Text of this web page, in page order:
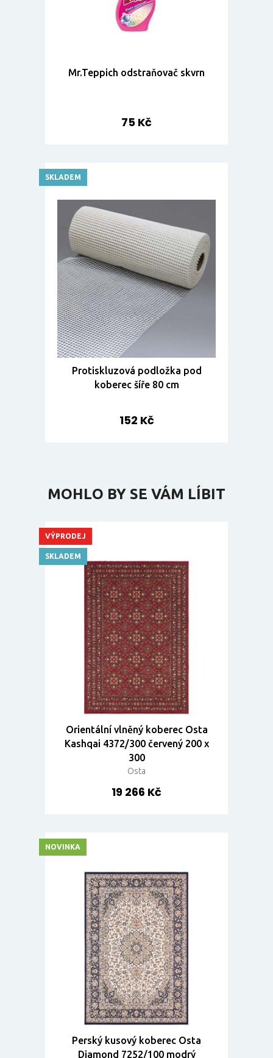
Mr.Teppich odstraňovač skvrn
75 Kč
Protiskluzová podložka pod
koberec šíře 80 cm
152 Kč
SKLADEM
MOHLO BY SE VÁM LÍBIT
Orientální vlněný koberec Osta
Kashqai 4372/300 červený 200 x
300
Osta
19 266 Kč
VÝPRODEJ
SKLADEM
Perský kusový koberec Osta
Diamond 7252/100 modrý
NOVINKA